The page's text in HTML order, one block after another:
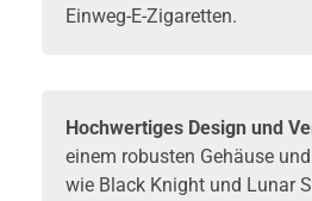
Einweg-E-Zigaretten.
Hochwertiges Design und
einem robusten Gehäuse
wie Black Knight und Lunar